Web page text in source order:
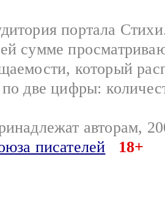
портала
сумме
который
две цифры:
авторам,
писателей
18+